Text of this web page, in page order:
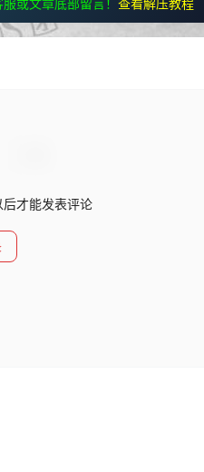
才能发表评论